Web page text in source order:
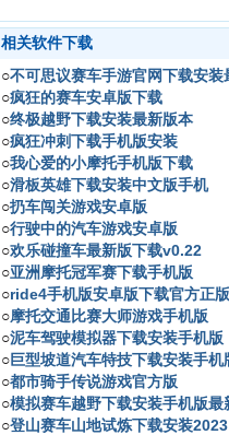
相关软件下载
○不可思议赛车手游官网下载安装
○疯狂的赛车安卓版下载
○终极越野下载安装最新版本
○疯狂冲刺下载手机版安装
○我心爱的小摩托手机版下载
○滑板英雄下载安装中文版手机
○扔车闯关游戏安卓版
○行驶中的汽车游戏安卓版
○欢乐碰撞车最新版下载v0.22
○亚洲摩托冠军赛下载手机版
○ride4手机版安卓版下载官方正版
○摩托交通比赛大师游戏手机版
○泥车驾驶模拟器下载安装手机版
○巨型坡道汽车特技下载安装手机
○都市骑手传说游戏官方版
○模拟赛车越野下载安装手机版最
○登山赛车山地试炼下载安装2023